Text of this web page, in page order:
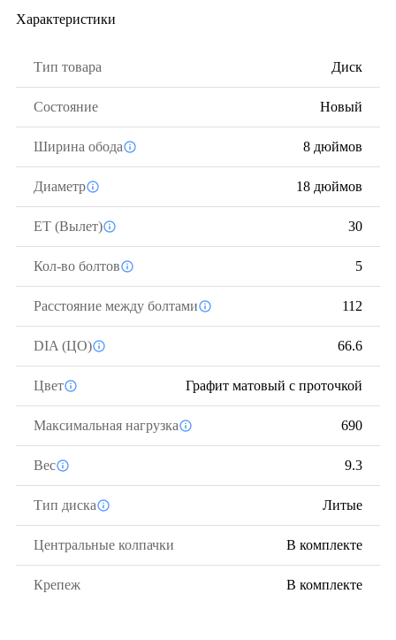
Характеристики
Тип товара Диск
Состояние Новый
Ширина обода 8 дюймов
Диаметр 18 дюймов
ЕТ (Вылет) 30
Кол-во болтов 5
Расстояние между болтами 112
DIA (ЦО) 66.6
Цвет Графит матовый с проточкой
Максимальная нагрузка 690
Вес 9.3
Тип диска Литые
Центральные колпачки В комплекте
Крепеж В комплекте